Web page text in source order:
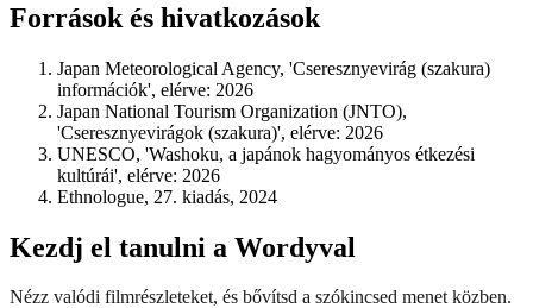
Források és hivatkozások
Japan Meteorological Agency, 'Cseresznyevirág (szakura)
információk', elérve: 2026
Japan National Tourism Organization (JNTO),
'Cseresznyevirágok (szakura)', elérve: 2026
UNESCO, 'Washoku, a japánok hagyományos étkezési
kultúrái', elérve: 2026
Ethnologue, 27. kiadás, 2024
Kezdj el tanulni a Wordyval
Nézz valódi filmrészleteket, és bővítsd a szókincsed menet közben.